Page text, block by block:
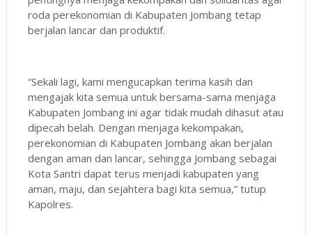
roda perekonomian di Kabupaten Jombang tetap
berjalan lancar dan produktif.
“Sekali lagi, kami mengucapkan terima kasih dan
mengajak kita semua untuk bersama-sama menjaga
Kabupaten Jombang ini agar tidak mudah dihasut atau
dipecah belah. Dengan menjaga kekompakan,
perekonomian di Kabupaten Jombang akan berjalan
dengan aman dan lancar, sehingga Jombang sebagai
Kota Santri dapat terus menjadi kabupaten yang
aman, maju, dan sejahtera bagi kita semua,” tutup
Kapolres.